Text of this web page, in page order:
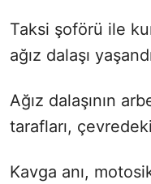
Taksi şoförü ile
ağız dalaşı
Ağız dalaşının
tarafları,
Kavga anı,